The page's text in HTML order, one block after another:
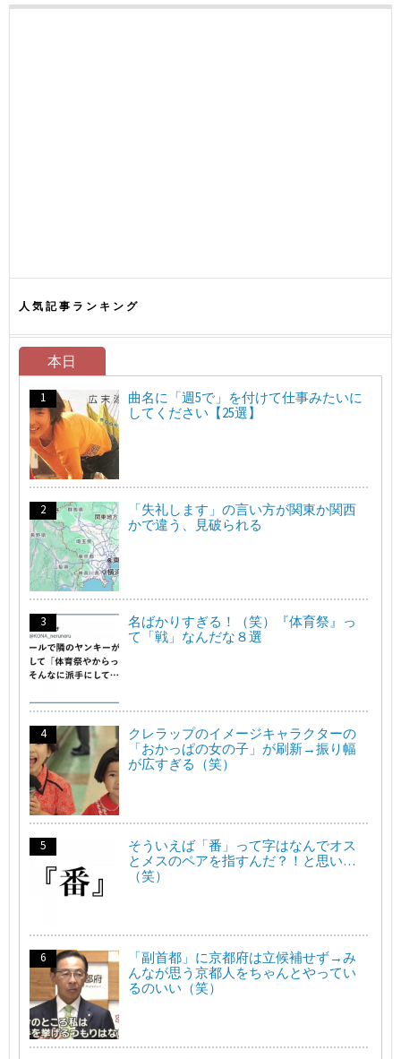
人気記事ランキング
本日
曲名に「週5で」を付けて仕事みたいに
してください【25選】
「失礼します」の言い方が関東か関西
かで違う、見破られる
名ばかりすぎる！（笑）『体育祭』っ
て「戦」なんだな８選
クレラップのイメージキャラクターの
「おかっぱの女の子」が刷新→振り幅
が広すぎる（笑）
そういえば「番」って字はなんでオス
とメスのペアを指すんだ？！と思い…
（笑）
「副首都」に京都府は立候補せず→み
んなが思う京都人をちゃんとやってい
るのいい（笑）